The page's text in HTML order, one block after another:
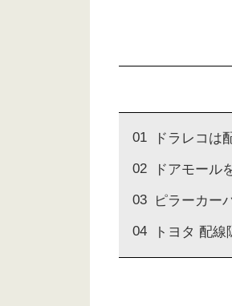
ドラレコは
ドアモール
ピラーカー
トヨタ 配